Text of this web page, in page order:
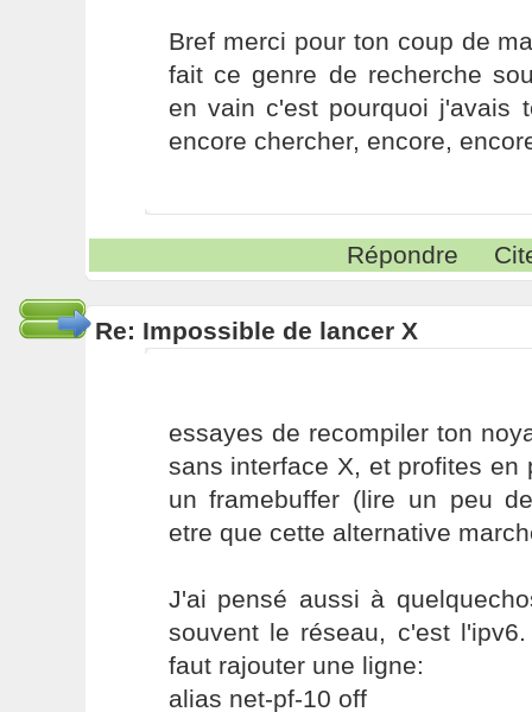
Bref merci pour ton coup de
fait ce genre de recherche
en vain c'est pourquoi j'avais
encore chercher, encore,
Répondre
Re: Impossible de lancer X
essayes de recompiler ton
sans interface X, et profites en
un framebuffer (lire un peu
etre que cette alternative
J'ai pensé aussi à
souvent le réseau, c'est
faut rajouter une ligne:
alias net-pf-10 off